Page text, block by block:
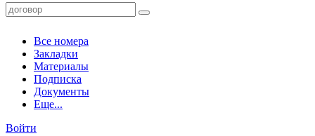
Все номера
Закладки
Материалы
Подписка
Документы
Еще...
Войти